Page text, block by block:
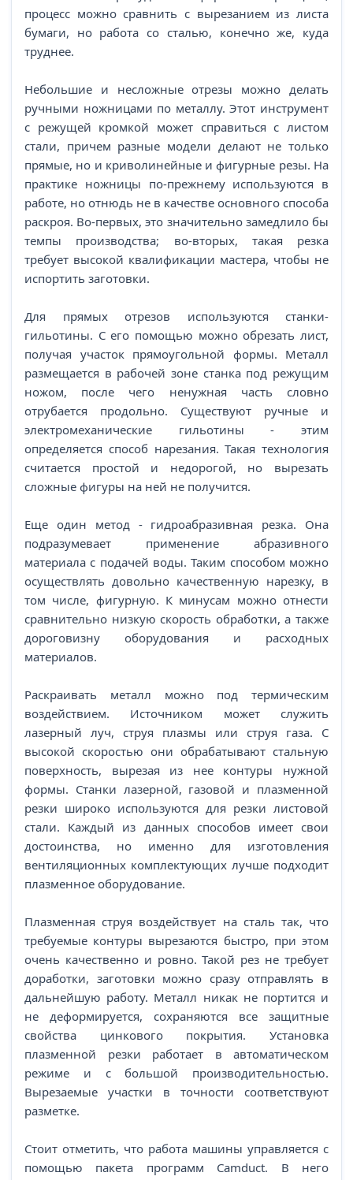
процесс можно сравнить с вырезанием из листа
бумаги, но работа со сталью, конечно же, куда
труднее.
Небольшие и несложные отрезы можно делать
ручными ножницами по металлу. Этот инструмент
с режущей кромкой может справиться с листом
стали, причем разные модели делают не только
прямые, но и криволинейные и фигурные резы. На
практике ножницы по-прежнему используются в
работе, но отнюдь не в качестве основного способа
раскроя. Во-первых, это значительно замедлило бы
темпы производства; во-вторых, такая резка
требует высокой квалификации мастера, чтобы не
испортить заготовки.
Для прямых отрезов используются станки-
гильотины. С его помощью можно обрезать лист,
получая участок прямоугольной формы. Металл
размещается в рабочей зоне станка под режущим
ножом, после чего ненужная часть словно
отрубается продольно. Существуют ручные и
электромеханические гильотины - этим
определяется способ нарезания. Такая технология
считается простой и недорогой, но вырезать
сложные фигуры на ней не получится.
Еще один метод - гидроабразивная резка. Она
подразумевает применение абразивного
материала с подачей воды. Таким способом можно
осуществлять довольно качественную нарезку, в
том числе, фигурную. К минусам можно отнести
сравнительно низкую скорость обработки, а также
дороговизну оборудования и расходных
материалов.
Раскраивать металл можно под термическим
воздействием. Источником может служить
лазерный луч, струя плазмы или струя газа. С
высокой скоростью они обрабатывают стальную
поверхность, вырезая из нее контуры нужной
формы. Станки лазерной, газовой и плазменной
резки широко используются для резки листовой
стали. Каждый из данных способов имеет свои
достоинства, но именно для изготовления
вентиляционных комплектующих лучше подходит
плазменное оборудование.
Плазменная струя воздействует на сталь так, что
требуемые контуры вырезаются быстро, при этом
очень качественно и ровно. Такой рез не требует
доработки, заготовки можно сразу отправлять в
дальнейшую работу. Металл никак не портится и
не деформируется, сохраняются все защитные
свойства цинкового покрытия. Установка
плазменной резки работает в автоматическом
режиме и с большой производительностью.
Вырезаемые участки в точности соответствуют
разметке.
Стоит отметить, что работа машины управляется с
помощью пакета программ Camduct. В него